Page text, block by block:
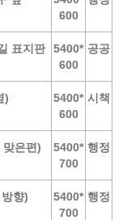
600
표지판
5400*
600
공공
)
5400*
600
시책
맞은편)
5400*
700
행정
향)
5400*
700
행정